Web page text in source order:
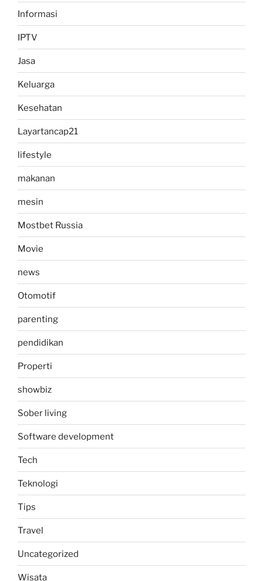
Informasi
IPTV
Jasa
Keluarga
Kesehatan
Layartancap21
lifestyle
makanan
mesin
Mostbet Russia
Movie
news
Otomotif
parenting
pendidikan
Properti
showbiz
Sober living
Software development
Tech
Teknologi
Tips
Travel
Uncategorized
Wisata